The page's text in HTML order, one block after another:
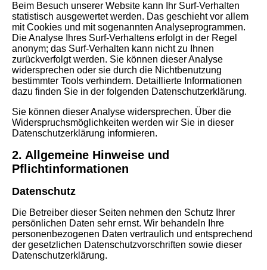
Beim Besuch unserer Website kann Ihr Surf-Verhalten
statistisch ausgewertet werden. Das geschieht vor allem
mit Cookies und mit sogenannten Analyseprogrammen.
Die Analyse Ihres Surf-Verhaltens erfolgt in der Regel
anonym; das Surf-Verhalten kann nicht zu Ihnen
zurückverfolgt werden. Sie können dieser Analyse
widersprechen oder sie durch die Nichtbenutzung
bestimmter Tools verhindern. Detaillierte Informationen
dazu finden Sie in der folgenden Datenschutzerklärung.
Sie können dieser Analyse widersprechen. Über die
Widerspruchsmöglichkeiten werden wir Sie in dieser
Datenschutzerklärung informieren.
2. Allgemeine Hinweise und
Pflichtinformationen
Datenschutz
Die Betreiber dieser Seiten nehmen den Schutz Ihrer
persönlichen Daten sehr ernst. Wir behandeln Ihre
personenbezogenen Daten vertraulich und entsprechend
der gesetzlichen Datenschutzvorschriften sowie dieser
Datenschutzerklärung.